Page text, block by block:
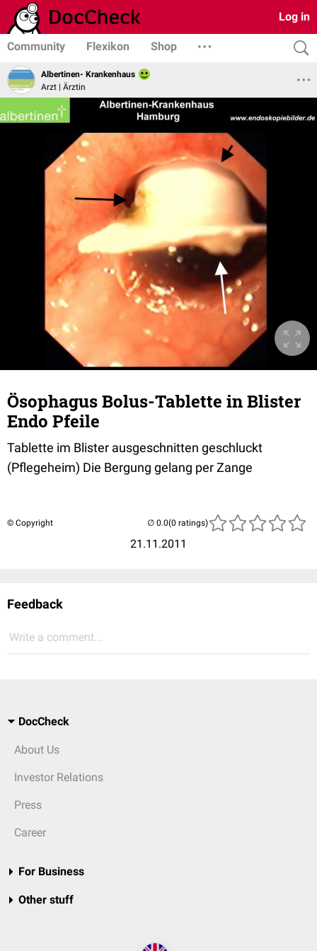
Log in
Community Flexikon Shop
Albertinen- Krankenhaus
Arzt | Ärztin
Ösophagus Bolus-Tablette in Blister
Endo Pfeile
Tablette im Blister ausgeschnitten geschluckt
(Pflegeheim) Die Bergung gelang per Zange
© Copyright
21.11.2011
(0 ratings)
Feedback
Write a comment...
DocCheck
About Us
Investor Relations
Press
Career
For Business
Other stuff